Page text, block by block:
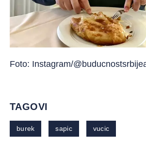
Foto: Instagram/
TAGOVI
burek sapic vucic